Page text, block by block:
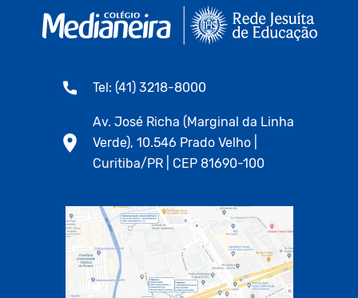
Tel: (41) 3218-8000
Av. José Richa (Marginal da Linha
Verde), 10.546 Prado Velho |
Curitiba/PR | CEP 81690-100